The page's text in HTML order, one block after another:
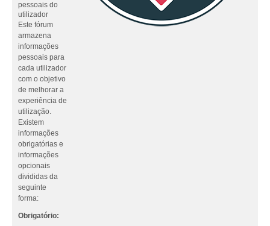
pessoais do
utilizador
Este fórum
armazena
informações
pessoais para
cada utilizador
com o objetivo
de melhorar a
experiência de
utilização.
Existem
informações
obrigatórias e
informações
opcionais
divididas da
seguinte
forma:
Obrigatório: